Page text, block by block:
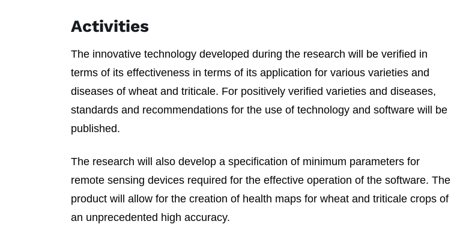
Activities
The innovative technology developed during the research will be verified in
terms of its effectiveness in terms of its application for various varieties and
diseases of wheat and triticale. For positively verified varieties and diseases,
standards and recommendations for the use of technology and software will be
published.
The research will also develop a specification of minimum parameters for
remote sensing devices required for the effective operation of the software. The
product will allow for the creation of health maps for wheat and triticale crops of
an unprecedented high accuracy.